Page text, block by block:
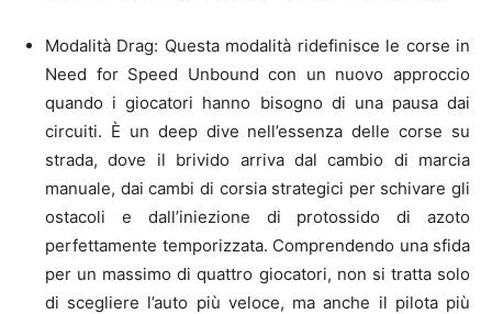
Modalità Drag: Questa modalità ridefinisce le corse in
Need for Speed Unbound con un nuovo approccio
quando i giocatori hanno bisogno di una pausa dai
circuiti. È un deep dive nell’essenza delle corse su
strada, dove il brivido arriva dal cambio di marcia
manuale, dai cambi di corsia strategici per schivare gli
ostacoli e dall’iniezione di protossido di azoto
perfettamente temporizzata. Comprendendo una sfida
per un massimo di quattro giocatori, non si tratta solo
di scegliere l’auto più veloce, ma anche il pilota più